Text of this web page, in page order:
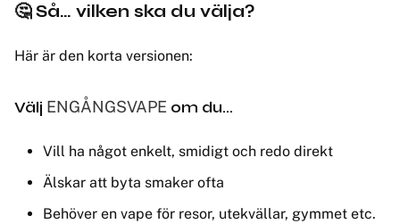
🤔 Så… vilken ska du välja?
Här är den korta versionen:
Välj ENGÅNGSVAPE om du…
Vill ha något enkelt, smidigt och redo direkt
Älskar att byta smaker ofta
Behöver en vape för resor, utekvällar, gymmet etc.